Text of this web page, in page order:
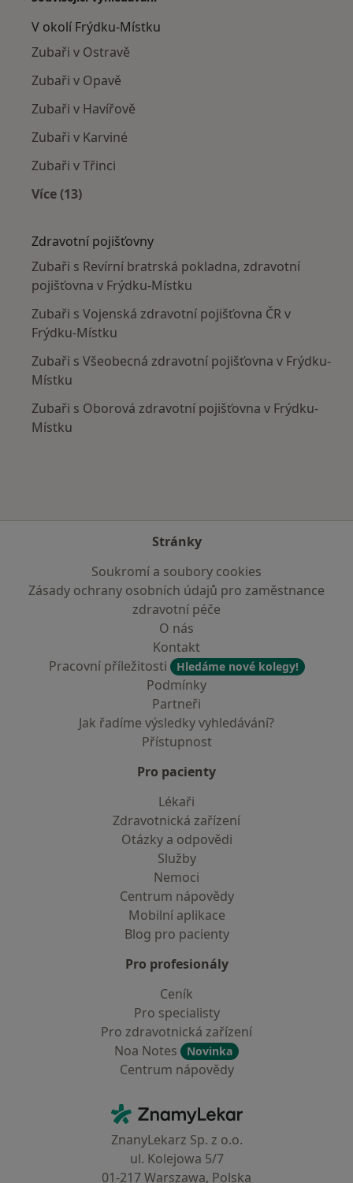
V okolí Frýdku-Místku
Zubaři v Ostravě
Zubaři v Opavě
Zubaři v Havířově
Zubaři v Karviné
Zubaři v Třinci
Více (13)
Zdravotní pojišťovny
Zubaři s Revírní bratrská pokladna, zdravotní
pojišťovna v Frýdku-Místku
Zubaři s Vojenská zdravotní pojišťovna ČR v
Frýdku-Místku
Zubaři s Všeobecná zdravotní pojišťovna v Frýdku-
Místku
Zubaři s Oborová zdravotní pojišťovna v Frýdku-
Místku
Stránky
Soukromí a soubory cookies
Zásady ochrany osobních údajů pro zaměstnance
zdravotní péče
O nás
Kontakt
Pracovní příležitosti
Hledáme nové kolegy!
Podmínky
Partneři
Jak řadíme výsledky vyhledávání?
Přístupnost
Pro pacienty
Lékaři
Zdravotnická zařízení
Otázky a odpovědi
Služby
Nemoci
Centrum nápovědy
Mobilní aplikace
Blog pro pacienty
Pro profesionály
Ceník
Pro specialisty
Pro zdravotnická zařízení
Noa Notes
Novinka
Centrum nápovědy
ZnamyLekar - Hlavní stránka
ZnanyLekarz Sp. z o.o.
ul. Kolejowa 5/7
01-217 Warszawa, Polska